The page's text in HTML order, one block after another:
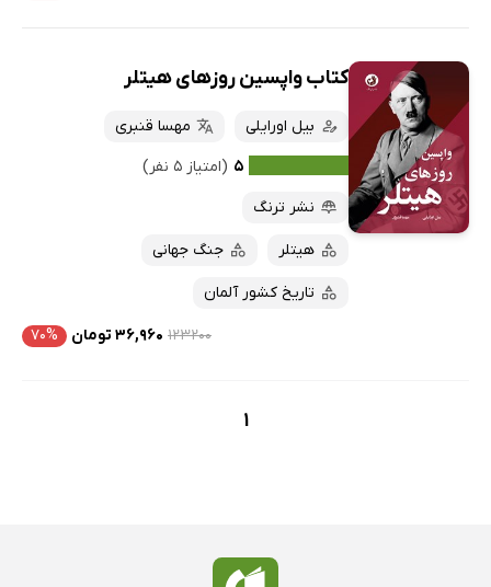
کتاب واپسین روزهای هیتلر
بیل اورایلی
مهسا قنبری
۵ (امتیاز ۵ نفر)
نشر ترنگ
هیتلر جنگ جهانی
تاریخ کشور آلمان
۱۲۳۲۰۰ ۳۶,۹۶۰ تومان ۷۰%
1